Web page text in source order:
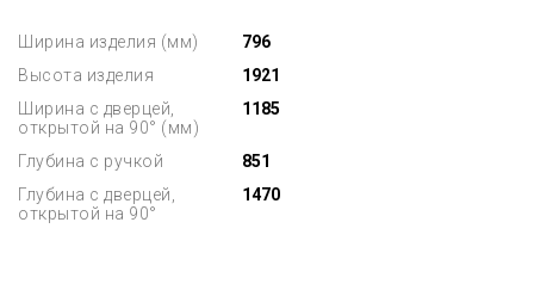
Ширина изделия (мм)
796
Высота изделия
1921
Ширина с дверцей,
открытой на 90° (мм)
1185
Глубина с ручкой
851
Глубина с дверцей,
открытой на 90°
1470